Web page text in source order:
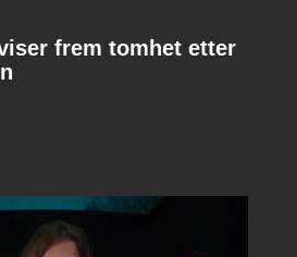
frem tomhet etter